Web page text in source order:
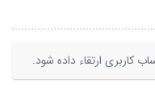
کاربری ارتقاء داده شود.